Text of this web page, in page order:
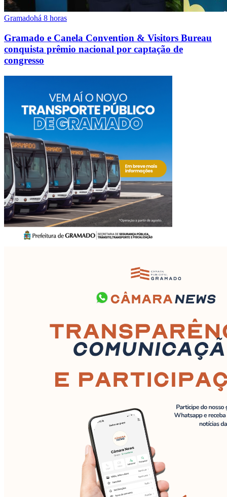
Gramadohá 8 horas
Gramado e Canela Convention & Visitors Bureau
conquista prêmio nacional por captação de
congresso